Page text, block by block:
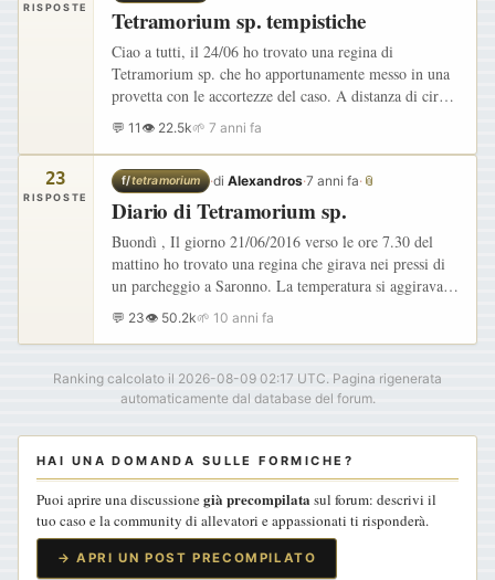
RISPOSTE Tetramorium sp. tempistiche
Ciao a tutti, il 24/06 ho trovato una regina di
Tetramorium sp. che ho apportunamente messo in una
provetta con le accortezze del caso. A distanza di circa
2 settimane ho controllato la regina e vedo molte uova
almeno…
💬 11 👁 22.5k🌱 7 anni fa
23
RISPOSTE
f/tetramorium ·diAlexandros·7 anni fa·📎
Diario di Tetramorium sp.
Buondì , Il giorno 21/06/2016 verso le ore 7.30 del
mattino ho trovato una regina che girava nei pressi di
un parcheggio a Saronno. La temperatura si aggirava
intorno ai 20 °C circa . Appena sono riuscito a tornare
a…
💬 23👁 50.2k🌱 10 anni fa
Ranking calcolato il 2026-08-09 02:17 UTC. Pagina rigenerata
automaticamente dal database del forum.
HAI UNA DOMANDA SULLE FORMICHE?
Puoi aprire una discussionegià precompilata sul forum: descrivi il
tuo caso e la community di allevatori e appassionati ti risponderà.
→ APRI UN POST PRECOMPILATO